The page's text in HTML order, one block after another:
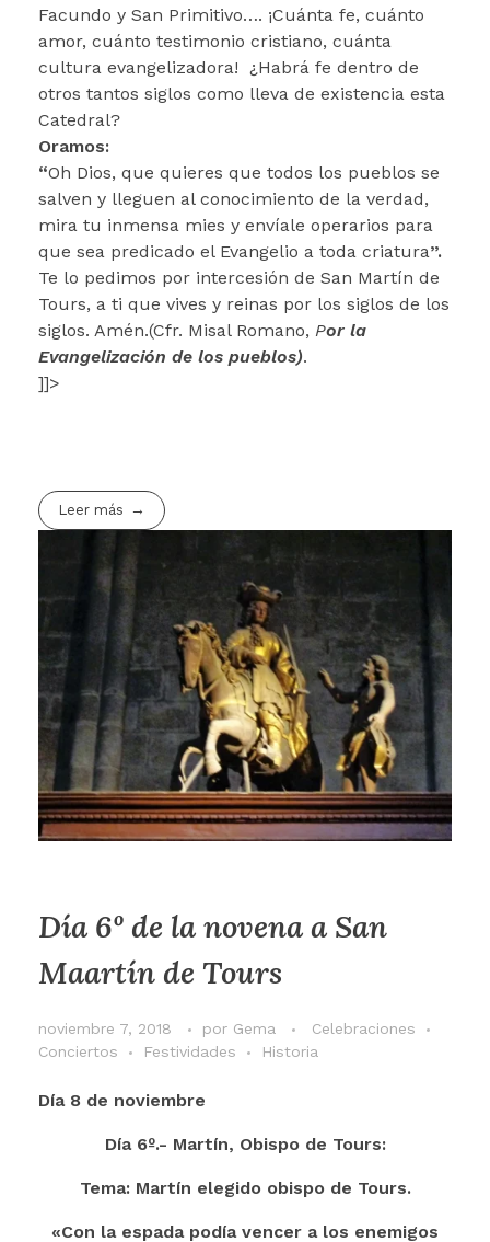
Facundo y San Primitivo…. ¡Cuánta fe, cuánto
amor, cuánto testimonio cristiano, cuánta
cultura evangelizadora! ¿Habrá fe dentro de
otros tantos siglos como lleva de existencia esta
Catedral?
Oramos:
“Oh Dios, que quieres que todos los pueblos se
salven y lleguen al conocimiento de la verdad,
mira tu inmensa mies y envíale operarios para
que sea predicado el Evangelio a toda criatura”.
Te lo pedimos por intercesión de San Martín de
Tours, a ti que vives y reinas por los siglos de los
siglos. Amén.(Cfr. Misal Romano, Por la
Evangelización de los pueblos).
]]>
Leer más
Día 6º de la novena a San
Maartín de Tours
noviembre 7, 2018 por Gema
Celebraciones
Conciertos
Festividades Historia
Día 8 de noviembre
Día 6º.- Martín, Obispo de Tours:
Tema: Martín elegido obispo de Tours.
«Con la espada podía vencer a los enemigos